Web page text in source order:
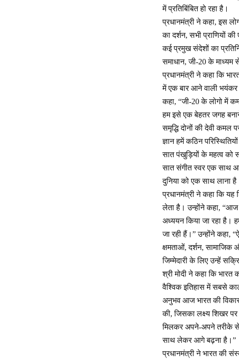
में प्रतिबिंबित हो रहा है।
प्रधानमंत्री ने कहा, इस
का दर्शन, सभी प्राणियों
कई प्रमुख संदेशों का
समाधान, जी-20 के माध्यम
प्रधानमंत्री ने कहा कि
में एक बार आने वाली भयंकर
कहा, “जी-20 के लोगो में
हम इसे एक बेहतर जगह
समृद्धि दोनों की देवी कमल
ज्ञान हमें कठिन
सात पंखुड़ियों के महत्व को
सात संगीत स्वर एक साथ
दुनिया को एक साथ लाना
प्रधानमंत्री ने कहा कि
लेता है। उन्होंने कहा,
अध्ययन किया जा रहा है।
जा रही हैं।” उन्होंने कहा,
क्षमताओं, दर्शन, सामाजिक
जिम्मेदारी के लिए उन्हें
श्री मोदी ने कहा कि
वैश्विक इतिहास में सबसे
अनुभव आज भारत की
की, जिसका लक्ष्य शिखर
मिलकर अपने-अपने तरीके से
साथ लेकर आगे बढ़ना है।”
प्रधानमंत्री ने भारत की